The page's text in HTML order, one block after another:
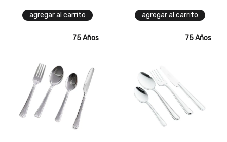
agregar al carrito agregar al carrito
75 Años 75 Años